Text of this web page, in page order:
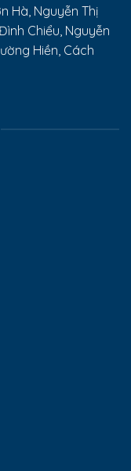
Hà, Nguyễn Thị
Chiểu, Nguyễn
Hiền, Cách